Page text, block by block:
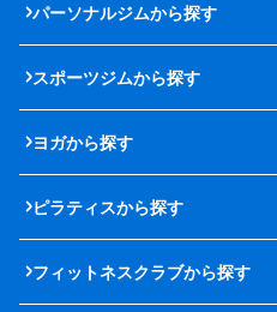
パーソナルジムから探す
スポーツジムから探す
ヨガから探す
ピラティスから探す
フィットネスクラブから探す